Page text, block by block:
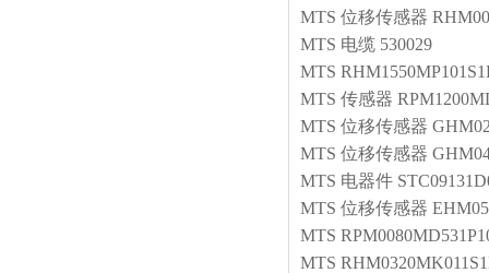
MTS 位移传感器
MTS 电缆 530029
MTS
MTS 传感器
MTS 位移传感器
MTS 位移传感器
MTS 电器件
MTS 位移传感器
MTS
MTS